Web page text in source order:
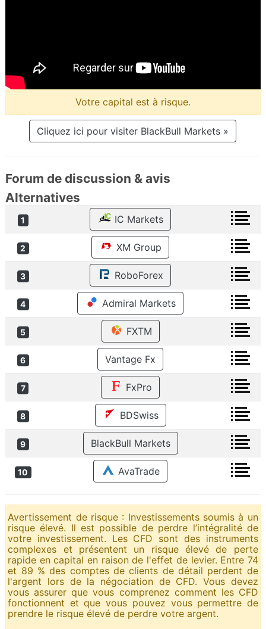
Votre capital est à risque.
Cliquez ici pour visiter BlackBull Markets »
Forum de discussion & avis
Alternatives
1 IC Markets
2 XM Group
3 RoboForex
4 Admiral Markets
5 FXTM
6 Vantage Fx
7 FxPro
8 BDSwiss
9 BlackBull Markets
10 AvaTrade
Avertissement de risque : Investissements soumis à un
risque élevé. Il est possible de perdre l’intégralité de
votre investissement. Les CFD sont des instruments
complexes et présentent un risque élevé de perte
rapide en capital en raison de l'effet de levier. Entre 74
et 89 % des comptes de clients de détail perdent de
l'argent lors de la négociation de CFD. Vous devez
vous assurer que vous comprenez comment les CFD
fonctionnent et que vous pouvez vous permettre de
prendre le risque élevé de perdre votre argent.